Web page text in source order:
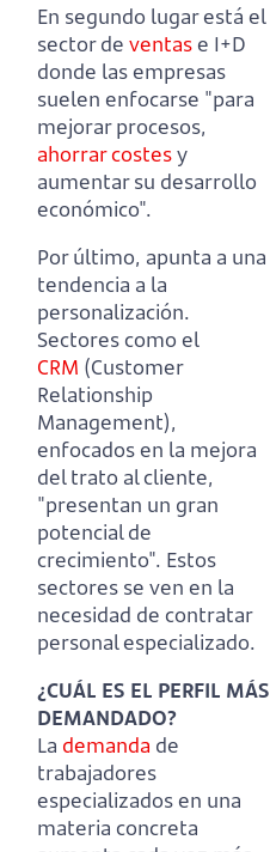
En segundo lugar está el
sector de ventase I+D
donde las empresas
suelen enfocarse "para
mejorar procesos,
ahorrarcostesy
aumentar su desarrollo
económico".
Por último, apunta a una
tendencia a la
personalización.
Sectores como el
CRM (Customer
Relationship
Management),
enfocados en la mejora
del trato al cliente,
"presentan un gran
potencial de
crecimiento". Estos
sectores se ven en la
necesidad de contratar
personal especializado.
¿CUÁL ES EL PERFIL MÁS
DEMANDADO?
La demanda de
trabajadores
especializados en una
materia concreta